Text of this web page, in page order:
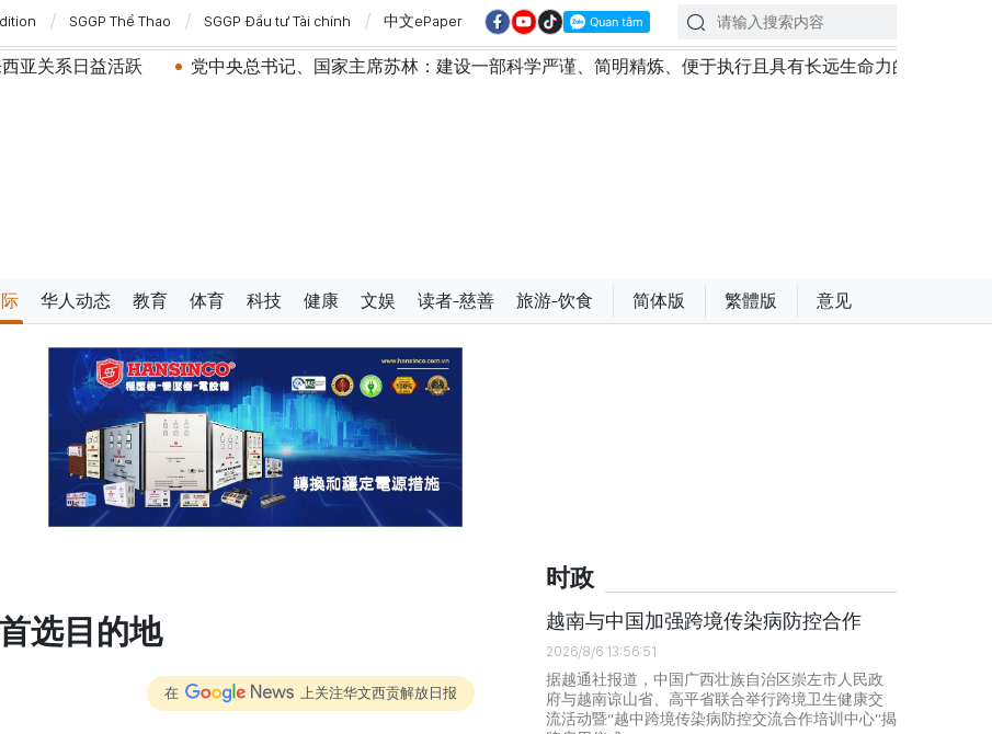
SGGP Thể Thao SGGP Đầu tư Tài chính 中文ePaper
跃 党中央总书记、国家主席苏林：建设一部科学严谨、简明精炼、便于执行且具有长远生命力的党章 苏林总书记、
华人动态 教育 体育 科技 健康 文娱 读者-慈善 旅游-饮食 简体版 繁體版 意见
选目的地
在 上关注华文西贡解放日报
时政
越南与中国加强跨境传染病防控合作
2026/8/6 13:56:51
据越通社报道，中国广西壮族自治区崇左市人民政
府与越南谅山省、高平省联合举行跨境卫生健康交
流活动暨“越中跨境传染病防控交流合作培训中心”揭